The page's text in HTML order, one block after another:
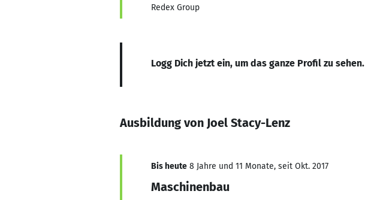
Redex Group
Logg Dich jetzt ein, um das ganze Profil zu sehen.
Ausbildung von Joel Stacy-Lenz
Bis heute 8 Jahre und 11 Monate, seit Okt. 2017
Maschinenbau